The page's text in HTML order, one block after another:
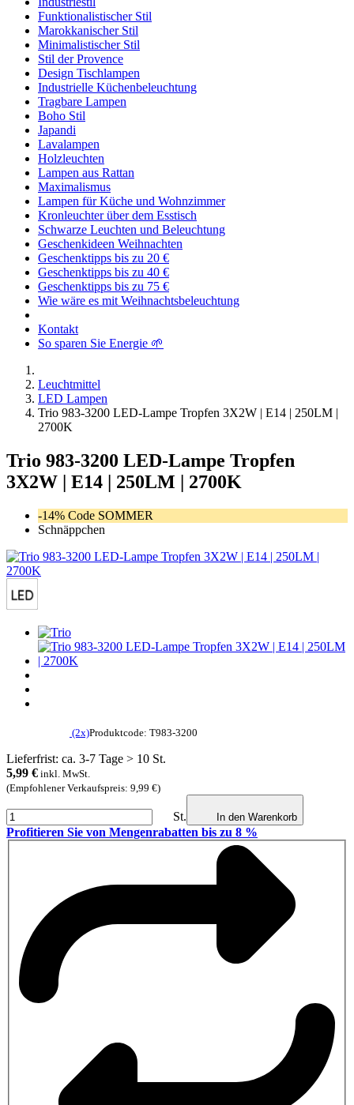
Funktionalistischer Stil
Marokkanischer Stil
Minimalistischer Stil
Stil der Provence
Design Tischlampen
Industrielle Küchenbeleuchtung
Tragbare Lampen
Boho Stil
Japandi
Lavalampen
Holzleuchten
Lampen aus Rattan
Maximalismus
Lampen für Küche und Wohnzimmer
Kronleuchter über dem Esstisch
Schwarze Leuchten und Beleuchtung
Geschenkideen Weihnachten
Geschenktipps bis zu 20 €
Geschenktipps bis zu 40 €
Geschenktipps bis zu 75 €
Wie wäre es mit Weihnachtsbeleuchtung
Kontakt
So sparen Sie Energie 🌱
Leuchtmittel
LED Lampen
Trio 983-3200 LED-Lampe Tropfen 3X2W | E14 | 250LM |
2700K
Trio 983-3200 LED-Lampe Tropfen
3X2W | E14 | 250LM | 2700K
-14% Code SOMMER
Schnäppchen
(2x)Produktcode: T983-3200
Lieferfrist: ca. 3-7 Tage > 10 St.
5,99 € inkl. MwSt.
(Empfohlener Verkaufspreis: 9,99 €)
St. In den Warenkorb
Profitieren Sie von Mengenrabatten bis zu 8 %